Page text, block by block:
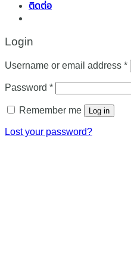
ติดต่อ
Login
Username or email address *
Password *Required
Remember me Log in
Lost your password?